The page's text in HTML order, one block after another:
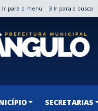
Ir para o menu 3 Ir para a busca
SECRETARIAS